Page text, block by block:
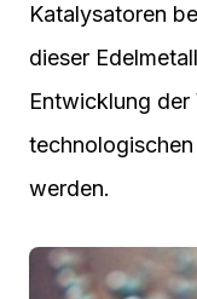
Katalysatoren
dieser
Entwicklung
werden.